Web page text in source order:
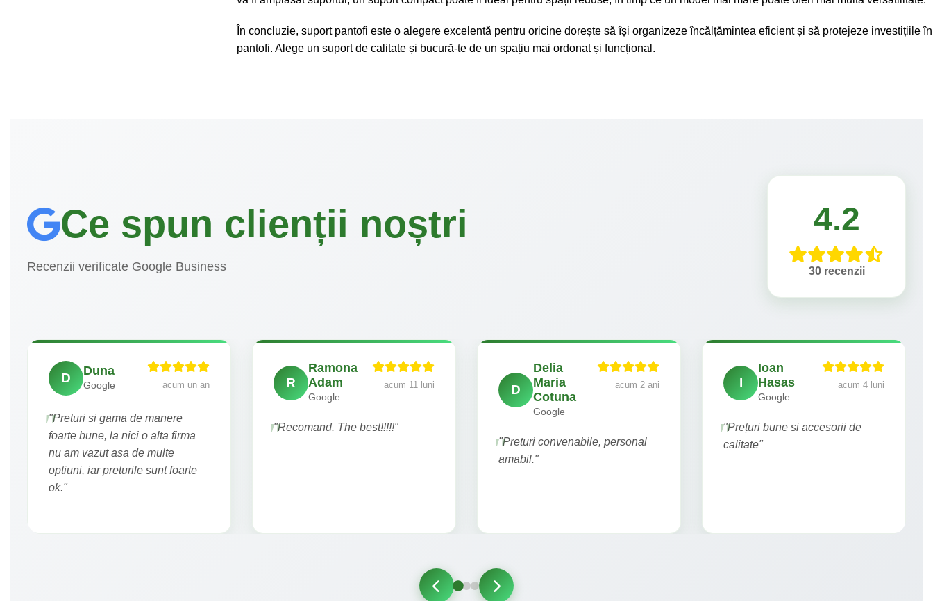
În concluzie, suport pantofi este o alegere excelentă pentru oricine dorește să își organizeze încălțămintea eficient și să protejeze investițiile în
pantofi. Alege un suport de calitate și bucură-te de un spațiu mai ordonat și funcțional.
Ce spun clienții noștri
Recenzii verificate Google Business
4.2
30 recenzii
D Duna
Google acum un an
"Preturi si gama de manere
foarte bune, la nici o alta firma
nu am vazut asa de multe
optiuni, iar preturile sunt foarte
ok."
R
Ramona
Adam
Google
acum 11 luni
"Recomand. The best!!!!!"
D
Delia
Maria
Cotuna
Google
acum 2 ani
"Preturi convenabile, personal
amabil."
I
Ioan
Hasas
Google
acum 4 luni
"Prețuri bune si accesorii de
calitate"